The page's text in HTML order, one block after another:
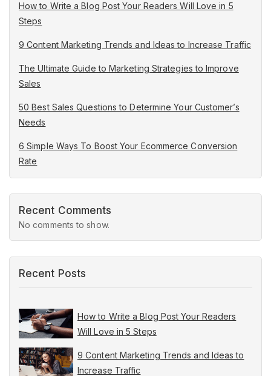
How to Write a Blog Post Your Readers Will Love in 5
Steps
9 Content Marketing Trends and Ideas to Increase Traffic
The Ultimate Guide to Marketing Strategies to Improve
Sales
50 Best Sales Questions to Determine Your Customer’s
Needs
6 Simple Ways To Boost Your Ecommerce Conversion
Rate
Recent Comments
No comments to show.
Recent Posts
How to Write a Blog Post Your Readers
Will Love in 5 Steps
9 Content Marketing Trends and Ideas to
Increase Traffic